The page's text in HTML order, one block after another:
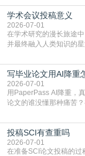
质量，更能在此过程中
文，使其在语言和学术
习的技能。本篇AEIC学
学术会议投稿意义
2026-07-01
在学术研究的漫长旅途
并最终融入人类知识的
广阔学术天地的大门，
就为大家介绍“学术会议
常具有周期短、时效性
写毕业论文用AI降重
2026-07-01
用PaperPass AI降重，
论文的谁没懂那种痛苦
到秃头。这时候靠谱的
三天都做不完的事。不
真的可以试试：初稿写完
投稿SCI有查重吗
2026-07-01
在准备SCI论文投稿的过